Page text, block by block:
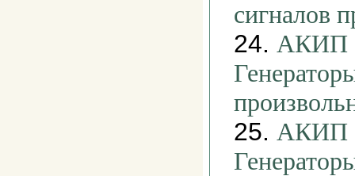
сигналов
24. АКИП
25. АКИП